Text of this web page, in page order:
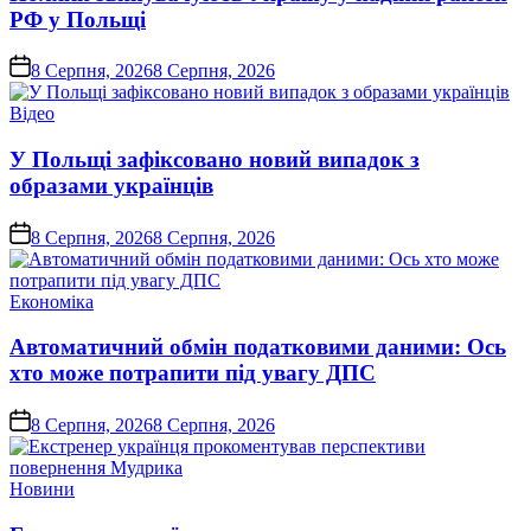
РФ у Польщі
on8 Серпня, 20268 Серпня, 2026
Опублікувати
Відео
У Польщі зафіксовано новий випадок з
образами українців
on8 Серпня, 20268 Серпня, 2026
Опублікувати
Економіка
Автоматичний обмін податковими даними: Ось
хто може потрапити під увагу ДПС
on8 Серпня, 20268 Серпня, 2026
Опублікувати
Новини